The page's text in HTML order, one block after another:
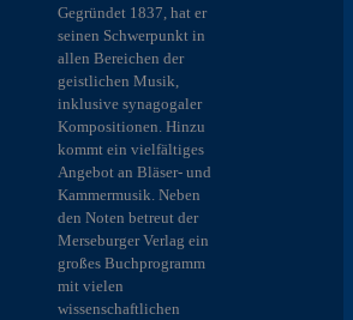
Gegründet 1837, hat er
seinen Schwerpunkt in
allen Bereichen der
geistlichen Musik,
inklusive synagogaler
Kompositionen. Hinzu
kommt ein vielfältiges
Angebot an Bläser- und
Kammermusik. Neben
den Noten betreut der
Merseburger Verlag ein
großes Buchprogramm
mit vielen
wissenschaftlichen